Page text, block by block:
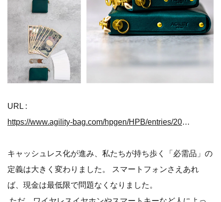
URL :
https://www.agility-bag.com/hpgen/HPB/entries/203.html
キャッシュレス化が進み、私たちが持ち歩く「必需品」の
定義は大きく変わりました。 スマートフォンさえあれ
ば、現金は最低限で問題なくなりました。